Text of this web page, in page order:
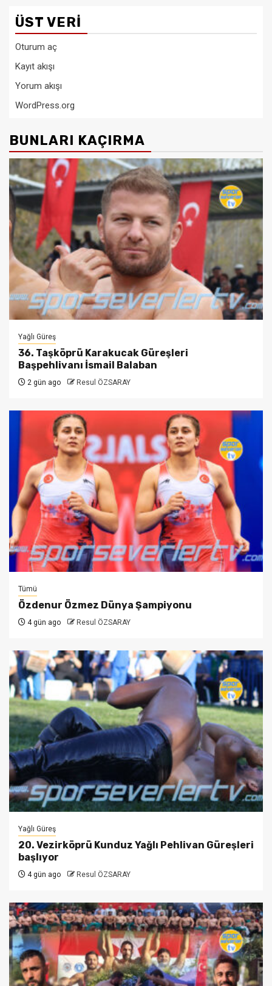
ÜST VERI
Oturum aç
Kayıt akışı
Yorum akışı
WordPress.org
BUNLARI KAÇIRMA
Yağlı Güreş
36. Taşköprü Karakucak Güreşleri
Başpehlivanı İsmail Balaban
2 gün ago Resul ÖZSARAY
Tümü
Özdenur Özmez Dünya Şampiyonu
4 gün ago Resul ÖZSARAY
Yağlı Güreş
20. Vezirköprü Kunduz Yağlı Pehlivan Güreşleri
başlıyor
4 gün ago Resul ÖZSARAY